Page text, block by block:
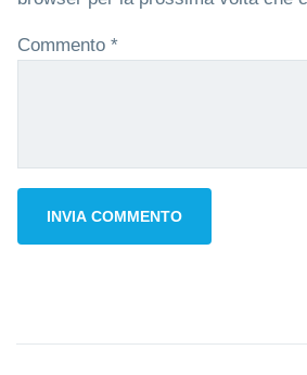
Commento *